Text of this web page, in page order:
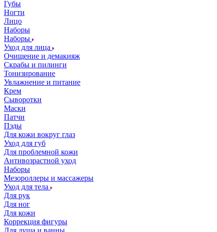
Губы
Ногти
Лицо
Наборы
Наборы
Уход для лица
Очищение и демакияж
Скрабы и пилинги
Тонизирование
Увлажнение и питание
Крем
Сыворотки
Маски
Патчи
Пэды
Для кожи вокруг глаз
Уход для губ
Для проблемной кожи
Антивозрастной уход
Наборы
Мезороллеры и массажеры
Уход для тела
Для рук
Для ног
Для кожи
Коррекция фигуры